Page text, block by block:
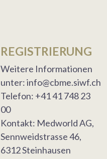
REGISTRIERUNG
Weitere Informationen
unter: info@cbme.siwf.ch
Telefon: +41 41 748 23
00
Kontakt: Medworld AG,
Sennweidstrasse 46,
6312 Steinhausen